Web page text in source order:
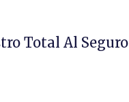
Total Al Seguro